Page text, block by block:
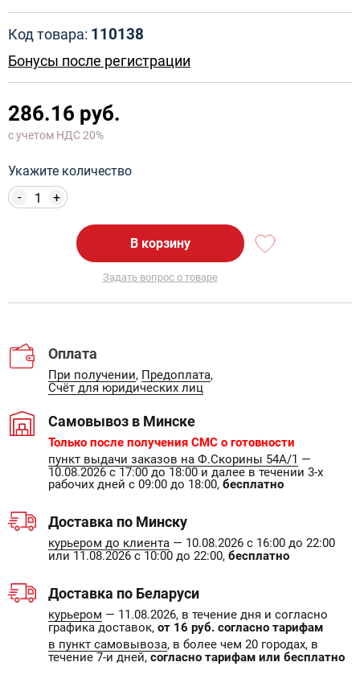
Код товара: 110138
Бонусы после регистрации
286.16 руб.
с учетом НДС 20%
Укажите количество
+
-
В корзину
Задать вопрос о товаре
Оплата
При получении, Предоплата,
Счёт для юридических лиц
Самовывоз в Минске
Только после получения СМС о готовности
пункт выдачи заказов на Ф.Скорины 54А/1 —
10.08.2026 с 17:00 до 18:00 и далее в течении 3-х
рабочих дней с 09:00 до 18:00, бесплатно
Доставка по Минску
курьером до клиента — 10.08.2026 с 16:00 до 22:00
или 11.08.2026 с 10:00 до 22:00, бесплатно
Доставка по Беларуси
курьером — 11.08.2026, в течение дня и согласно
графика доставок, от 16 руб. согласно тарифам
в пункт самовывоза, в более чем 20 городах, в
течение 7-и дней, согласно тарифам или бесплатно